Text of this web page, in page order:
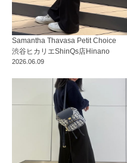
2026.06.09
Samantha Thavasa Petit Choice
渋谷ヒカリエShinQs店Hinano